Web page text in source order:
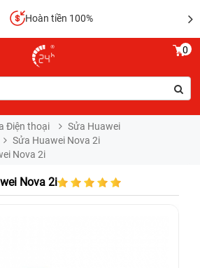
Hoàn tiền 100%
0
Điện thoại
Sửa Huawei
Sửa Huawei Nova 2i
Nova 2i
Nova 2i